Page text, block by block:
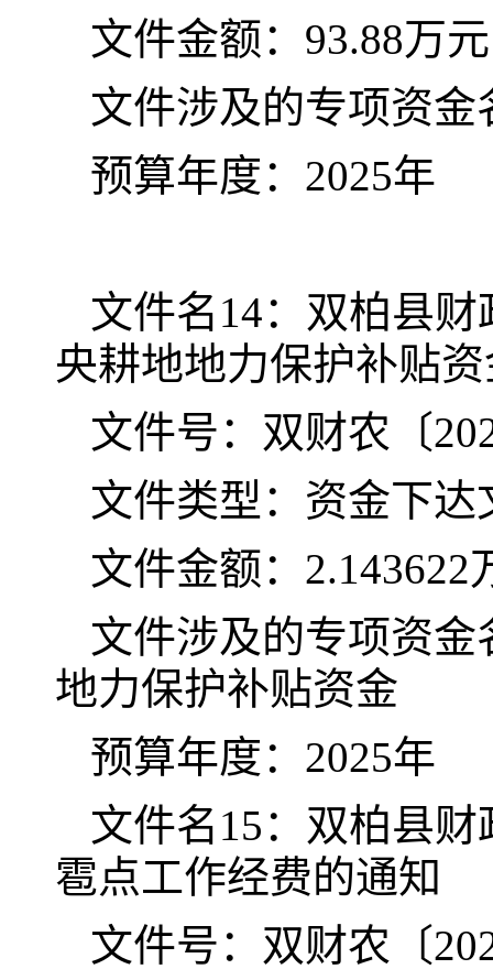
文件金额：93.88万元
文件涉及的专项资金
预算年度：2025年
文件名14：双柏县
央耕地地力保护补贴
文件号：双财农〔
文件类型：资金下达
文件金额：2.143622
文件涉及的专项资
地力保护补贴资金
预算年度：2025年
文件名15：双柏县
雹点工作经费的通知
文件号：双财农〔